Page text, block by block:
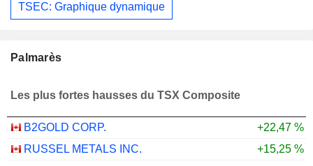
TSEC: Graphique dynamique
Palmarès
Les plus fortes hausses du TSX Composite
B2GOLD CORP.
+22,47 %
RUSSEL METALS INC.
+15,25 %